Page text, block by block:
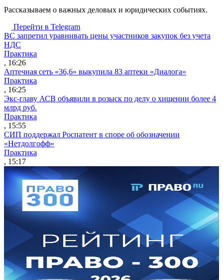
Рассказываем о важных деловых и юридических событиях.
Перейти в Telegram
ВС запретил уравнивать цены участников закупок без учета
НДС
Практика
, 16:26
Аптечная сеть «36,6» выкупила 83 аптеки «Диалога»
Практика
, 16:25
Экс-главу АСВ объявили в розыск по делу о хищении более 4
млрд руб.
Практика
, 15:55
СИП поддержал Роспатент в споре об обозначении
«Нетдолгофф»
Практика
, 15:17